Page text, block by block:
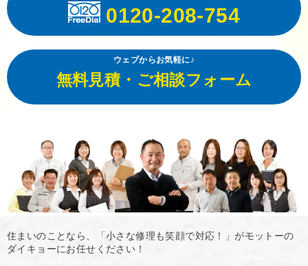
0120-208-754
ウェブからお気軽に♪
無料見積・ご相談フォーム
住まいのことなら、「小さな修理も笑顔で対応！」がモットーの
ダイキョーにお任せください！